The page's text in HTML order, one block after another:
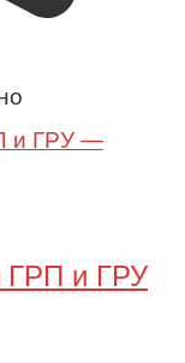
ГРП и ГРУ